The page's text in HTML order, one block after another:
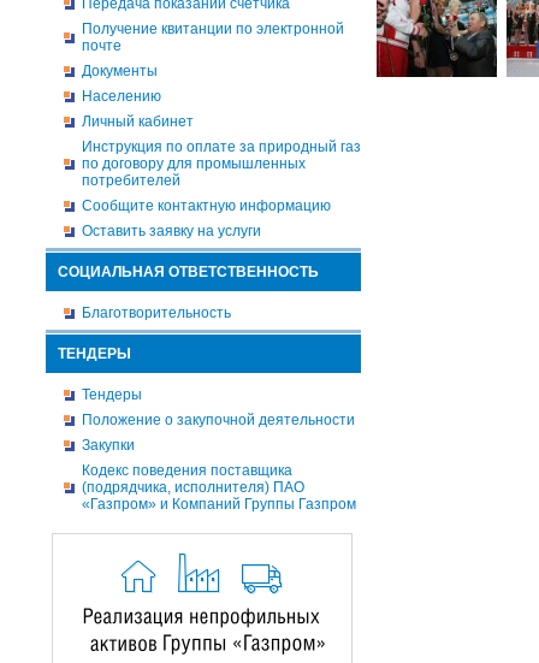
Передача показаний счетчика
Получение квитанции по электронной
почте
Документы
Населению
Личный кабинет
Инструкция по оплате за природный газ
по договору для промышленных
потребителей
Сообщите контактную информацию
Оставить заявку на услуги
СОЦИАЛЬНАЯ ОТВЕТСТВЕННОСТЬ
Благотворительность
ТЕНДЕРЫ
Тендеры
Положение о закупочной деятельности
Закупки
Кодекс поведения поставщика
(подрядчика, исполнителя) ПАО
«Газпром» и Компаний Группы Газпром